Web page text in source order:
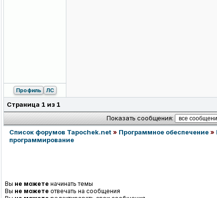
Профиль ЛС
Страница 1 из 1
Показать сообщения:
Список форумов Tapochek.net» Программное обеспечение»
программирование
Вы не можете начинать темы
Вы не можете отвечать на сообщения